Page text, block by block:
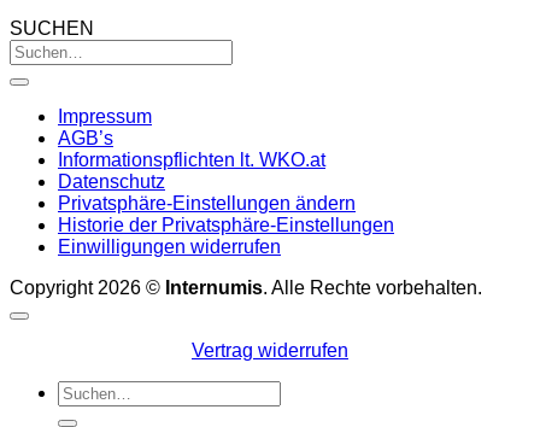
SUCHEN
Impressum
AGB’s
Informationspflichten lt. WKO.at
Datenschutz
Privatsphäre-Einstellungen ändern
Historie der Privatsphäre-Einstellungen
Einwilligungen widerrufen
Copyright 2026 © Internumis. Alle Rechte vorbehalten.
Vertrag widerrufen
Suchen
nach: